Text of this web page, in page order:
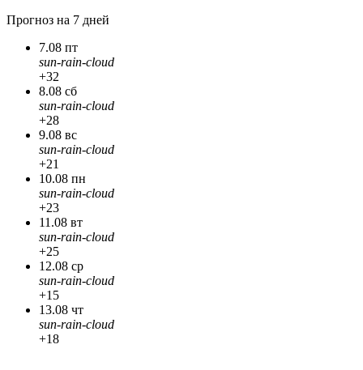
Прогноз на 7 дней
7.08 пт
sun-rain-cloud
+32
8.08 сб
sun-rain-cloud
+28
9.08 вс
sun-rain-cloud
+21
10.08 пн
sun-rain-cloud
+23
11.08 вт
sun-rain-cloud
+25
12.08 ср
sun-rain-cloud
+15
13.08 чт
sun-rain-cloud
+18